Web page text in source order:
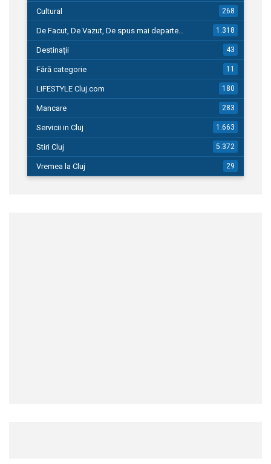
Cultural 268
De Facut, De Vazut, De spus mai departe… 1.318
Destinații 43
Fără categorie 11
LIFESTYLE Cluj.com 180
Mancare 283
Servicii in Cluj 1.663
Stiri Cluj 5.372
Vremea la Cluj 29